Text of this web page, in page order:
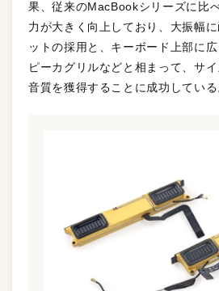
果、従来のMacBookシリーズに比
力が大きく向上しており、大振幅
ットの採用と、キーボード上部に
ピーカグリルなどと相まって、サ
音質を獲得することに成功している